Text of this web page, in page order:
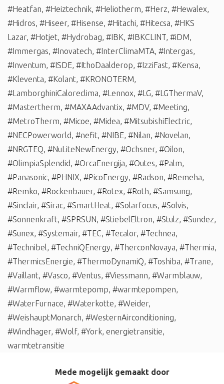
#Heatfan, #Heiztechnik, #Heliotherm, #Herz, #Hewalex,
#Hidros, #Hiseer, #Hisense, #Hitachi, #Hitecsa, #HKS
Lazar, #Hotjet, #Hydrobag, #IBK, #IBKCLINT, #iDM,
#Immergas, #Inovatech, #InterClimaMTA, #Intergas,
#Inventum, #ISDE, #IthoDaalderop, #IzziFast, #Kensa,
#Kleventa, #Kolant, #KRONOTERM,
#LamborghiniCaloreclima, #Lennox, #LG, #LGThermaV,
#Mastertherm, #MAXAAdvantix, #MDV, #Meeting,
#MetroTherm, #Micoe, #Midea, #MitsubishiElectric,
#NECPowerworld, #nefit, #NIBE, #Nilan, #Novelan,
#NRGTEQ, #NuLiteNewEnergy, #Ochsner, #Oilon,
#OlimpiaSplendid, #OrcaEnergija, #Outes, #Palm,
#Panasonic, #PHNIX, #PicoEnergy, #Radson, #Remeha,
#Remko, #Rockenbauer, #Rotex, #Roth, #Samsung,
#Sinclair, #Sirac, #SmartHeat, #Solarfocus, #Solvis,
#Sonnenkraft, #SPRSUN, #StiebelEltron, #Stulz, #Sundez,
#Sunex, #Systemair, #TEC, #Tecalor, #Technea,
#Technibel, #TechniQEnergy, #TherconNovaya, #Thermia,
#ThermicsEnergie, #ThermoDynamiQ, #Toshiba, #Trane,
#Vaillant, #Vasco, #Ventus, #Viessmann, #Warmblauw,
#Warmflow, #warmtepomp, #warmtepompen,
#WaterFurnace, #Waterkotte, #Weider,
#WeishauptMonarch, #WesternAirconditioning,
#Windhager, #Wolf, #York, energietransitie,
warmtetransitie
Mede mogelijk gemaakt door